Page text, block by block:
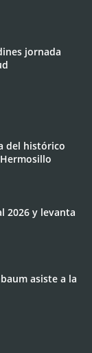
jornada
del histórico
2026 y levanta
asiste a la